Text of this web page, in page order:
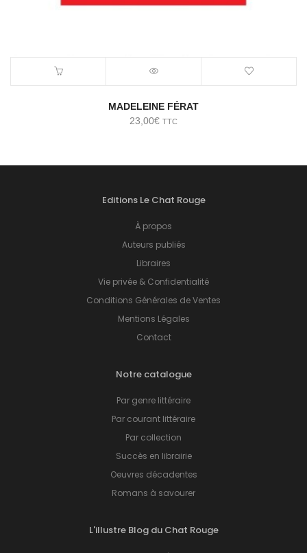
MADELEINE FÉRAT
23,00€ TTC
Editions Le Chat Rouge
À propos
Auteurs publiés
Libraires
Vie privée & Confidentialité
Conditions Générales de Ventes
Mentions Légales
Contact
Notre catalogue
Par genre littéraire
Par courant littéraire
Par collection
Succès en librairie
Oeuvres décadentes
Romans à savourer
L'illustre Blog du Chat Rouge